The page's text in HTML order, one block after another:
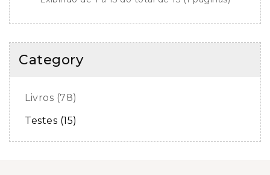
Category
Livros (78)
Testes (15)